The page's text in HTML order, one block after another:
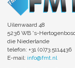
Uilenwaard 48
5236 WB 's-
die Niederlande
telefon: +31 (0)73 5114436
E-mail: info@fmt.nl